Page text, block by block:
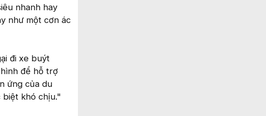
nhanh hay
như một cơn ác
đi xe buýt
để hỗ trợ
ứng của du
biệt khó chịu."